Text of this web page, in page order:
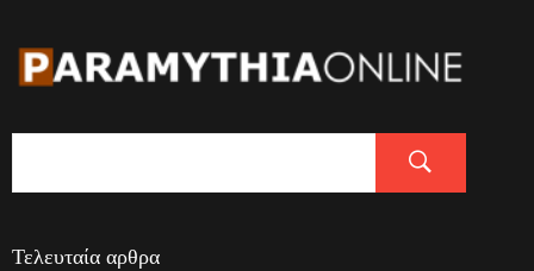
Τελευταία αρθρα